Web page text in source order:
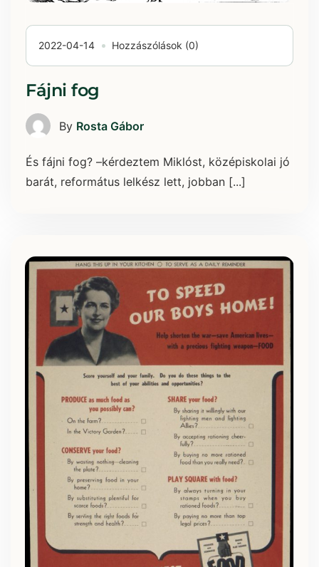
2022-04-14 Hozzászólások (0)
Fájni fog
By Rosta Gábor
És fájni fog? –kérdeztem Miklóst, középiskolai jó
barát, református lelkész lett, jobban [...]